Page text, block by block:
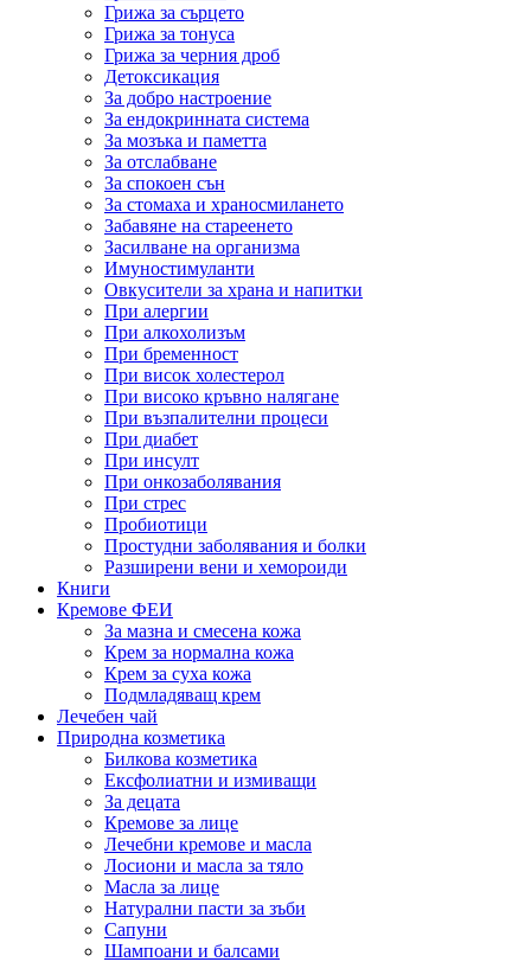
Грижа за сърцето
Грижа за тонуса
Грижа за черния дроб
Детоксикация
За добро настроение
За ендокринната система
За мозъка и паметта
За отслабване
За спокоен сън
За стомаха и храносмилането
Забавяне на стареенето
Засилване на организма
Имуностимуланти
Овкусители за храна и напитки
При алергии
При алкохолизъм
При бременност
При висок холестерол
При високо кръвно налягане
При възпалителни процеси
При диабет
При инсулт
При онкозаболявания
При стрес
Пробиотици
Простудни заболявания и болки
Разширени вени и хемороиди
Книги
Кремове ФЕИ
За мазна и смесена кожа
Крем за нормална кожа
Крем за суха кожа
Подмладяващ крем
Лечебен чай
Природна козметика
Билкова козметика
Ексфолиатни и измиващи
За децата
Кремове за лице
Лечебни кремове и масла
Лосиони и масла за тяло
Масла за лице
Натурални пасти за зъби
Сапуни
Шампоани и балсами